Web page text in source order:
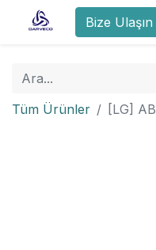
Bize Ulaşın
Tüm Ürünler [LG]